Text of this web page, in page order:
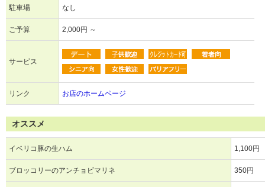
駐車場 なし
ご予算 2,000円 ～
サービス
リンク お店のホームページ
オススメ
イベリコ豚の生ハム 1,100円
ブロッコリーのアンチョビマリネ 350円